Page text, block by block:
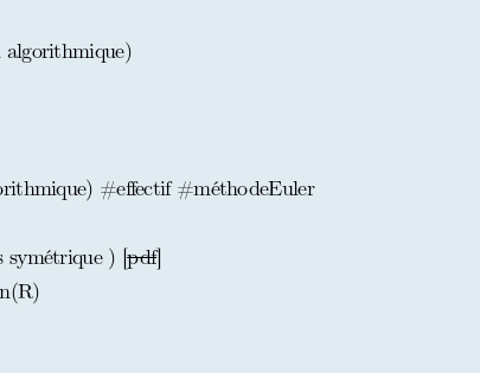
algorithmique)
#effectif #méthodeEuler
symétrique ) [pdf]